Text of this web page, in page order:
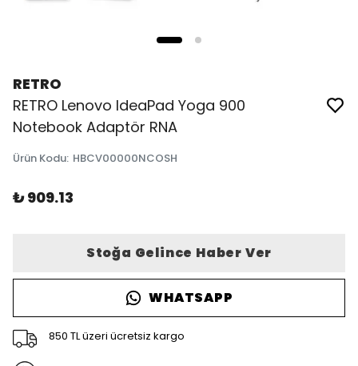
RETRO
RETRO Lenovo IdeaPad Yoga 900
Notebook Adaptör RNA
Ürün Kodu: HBCV00000NCOSH
₺ 909.13
Stoğa Gelince Haber Ver
WHATSAPP
850 TL üzeri ücretsiz kargo